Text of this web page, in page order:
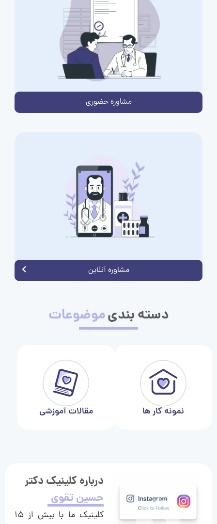
مشاوره حضوری
مشاوره آنلاین
دسته بندیموضوعات
نمونه کار ها مقالات آموزشی
درباره کلینیک دکتر
حسین تقوی
کلینیک ما با بیش از ۱۵